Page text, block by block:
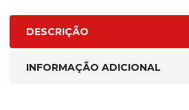
DESCRIÇÃO
INFORMAÇÃO ADICIONAL